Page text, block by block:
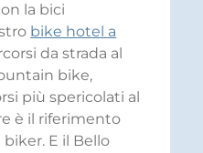
la bici
bike hotel a
da strada al
bike,
più spericolati al
è il riferimento
E il Bello